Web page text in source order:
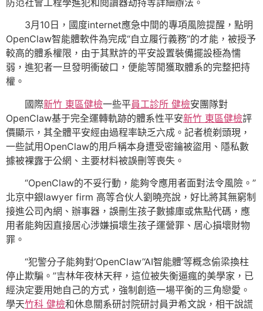
3月10日，國度internet應急中間的專項風險提醒，點明
OpenClaw智能體軟件為完成“自立履行義務”的才能，被授予
較高的體系權限，由于其默許的平安設置裝備擺設極為懦
弱，進犯者一旦發明衝破口，便能等閒獲取體系的完整把持
權。
國際新竹 東區健檢一些平員工診所 健檢安團隊對
OpenClaw基于完全運轉軌跡的體系性平安新竹 東區健檢評
價顯示，其全體平安經由過程率缺乏六成。記者梳剃頭現，
一些試用OpenClaw的用戶稱本身遭受密鑰被盜用、隱私數
據被裸露于公網、主要材料被誤刪等喪失。
“OpenClaw的不妥行動，能夠令應用者面對法令風險。”
北京中銀lawyer firm 高等合伙人劉曉亮說，好比將其無窮制
接進公司內網、辦事器，誤刪生孩子數據庫或焦點代碼，應
用者能夠因直接居心涉嫌損壞生孩子運營罪、居心損壞財物
罪。
“犯警分子能夠對‘OpenClaw’‘AI智能體’等概念偷梁換柱
停止欺騙。”吉林年夜林天秤，這位被失衡逼瘋的美學家，已
經決定要用她自己的方式，強制創造一場平衡的三角戀愛。
學天竹科 健檢和休息關系研討院研討員尹希文說，相干說謊